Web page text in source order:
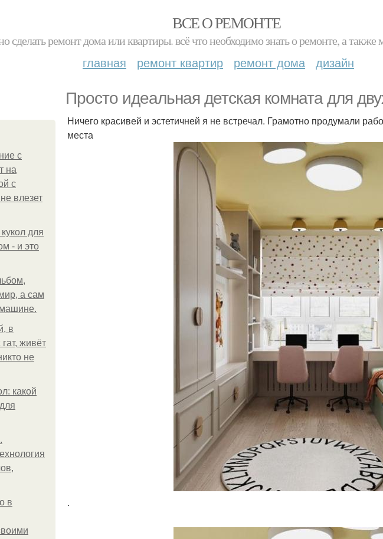
ВСЕ О РЕМОНТЕ
сделать ремонт дома или квартиры. всё что необходимо знать о ремонте, а
главная ремонт квартир ремонт дома дизайн
Просто идеальная детская комната для
с
на
с
влезет
для
- и это
а сам
в
живёт
не
какой
в
Ничего красивей и эстетичней я не встречал. Грамотно продумали
места
.